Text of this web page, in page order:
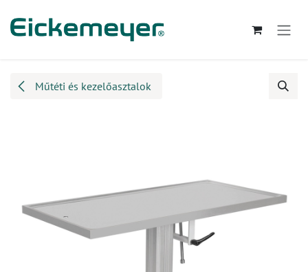
Műtéti és kezelőasztalok